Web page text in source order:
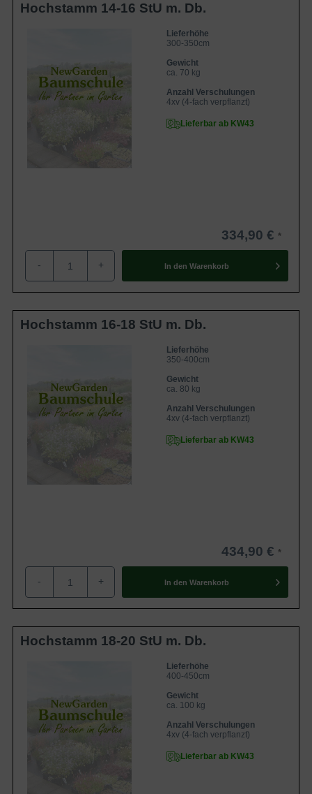
Hochstamm 14-16 StU m. Db.
Lieferhöhe
300-350cm
Gewicht
ca. 70 kg
Anzahl Verschulungen
4xv (4-fach verpflanzt)
Lieferbar ab KW43
334,90 €
- + In den Warenkorb
Hochstamm 16-18 StU m. Db.
Lieferhöhe
350-400cm
Gewicht
ca. 80 kg
Anzahl Verschulungen
4xv (4-fach verpflanzt)
Lieferbar ab KW43
434,90 €
- + In den Warenkorb
Hochstamm 18-20 StU m. Db.
Lieferhöhe
400-450cm
Gewicht
ca. 100 kg
Anzahl Verschulungen
4xv (4-fach verpflanzt)
Lieferbar ab KW43